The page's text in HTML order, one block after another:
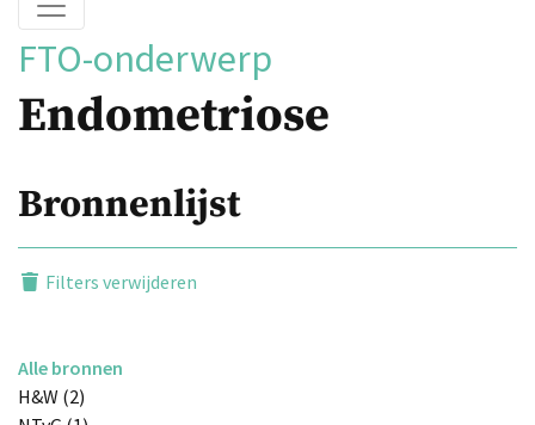
FTO-onderwerp
Endometriose
Bronnenlijst
Filters verwijderen
Alle bronnen
H&W (2)